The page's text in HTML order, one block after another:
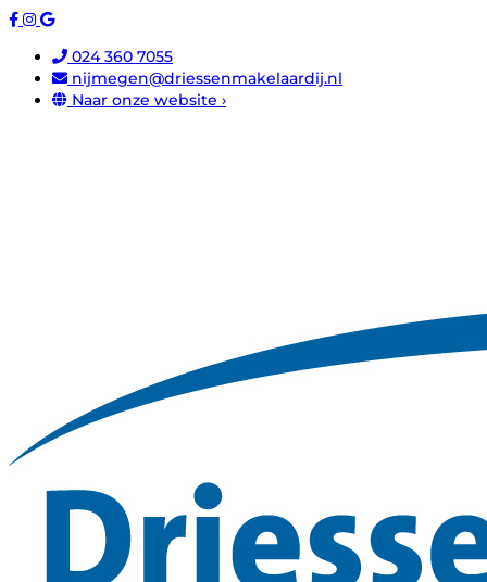
024 360 7055
nijmegen@driessenmakelaardij.nl
Naar onze website ›